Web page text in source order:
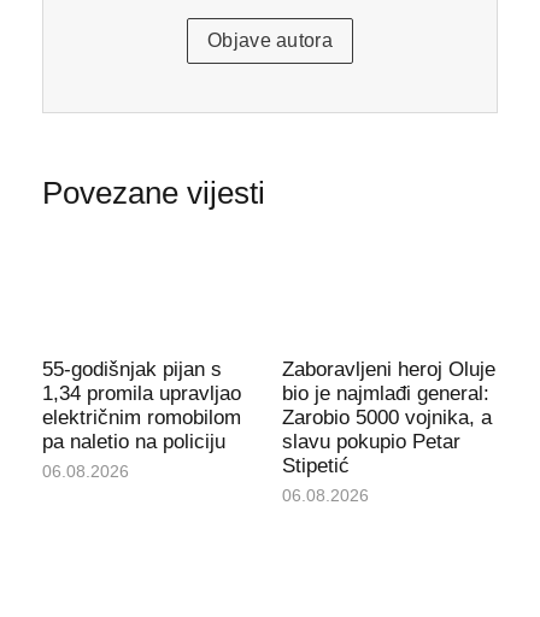
Objave autora
Povezane vijesti
55-godišnjak pijan s
1,34 promila upravljao
električnim romobilom
pa naletio na policiju
06.08.2026
Zaboravljeni heroj Oluje
bio je najmlađi general:
Zarobio 5000 vojnika, a
slavu pokupio Petar
Stipetić
06.08.2026